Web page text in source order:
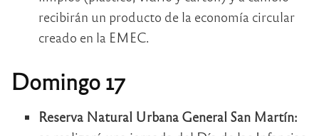
recibirán un producto de la economía circular
creado en la EMEC.
Domingo 17
Reserva Natural Urbana General San Martín: